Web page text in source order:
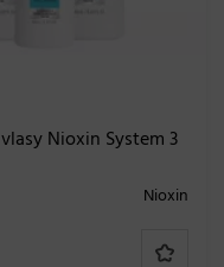
Nioxin System 3
Nioxin